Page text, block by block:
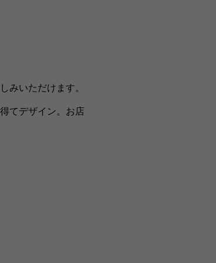
みいただけます。
てデザイン。お店